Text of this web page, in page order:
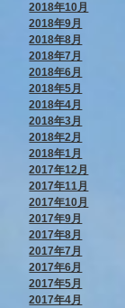
2018年10月
2018年9月
2018年8月
2018年7月
2018年6月
2018年5月
2018年4月
2018年3月
2018年2月
2018年1月
2017年12月
2017年11月
2017年10月
2017年9月
2017年8月
2017年7月
2017年6月
2017年5月
2017年4月